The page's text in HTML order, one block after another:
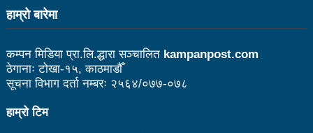
चीन भ्रमणका क्रममा भएका सम्झौता कार्यान्यवनमा गइरहेका
लुम्बिनी प्रदेशले घरबाटै व्यवसायिक फर्म दर्ता गर्ने व्यवस्था
मिलाउने:मन्त्री बस्नेत
१९ वर्षमुनिको सुदूरपश्चिम छनोट राष्ट्रिय क्रिकेटको उपाधि
हाम्राे बारेमा
कम्पन मिडिया प्रा.लि.द्धारा सञ्चालित kampanpost.com
ठेगानाः टोखा-१५, काठमाडौँ
सूचना विभाग दर्ता नम्बरः २५६४/०७७-०७८
हाम्रो टिम